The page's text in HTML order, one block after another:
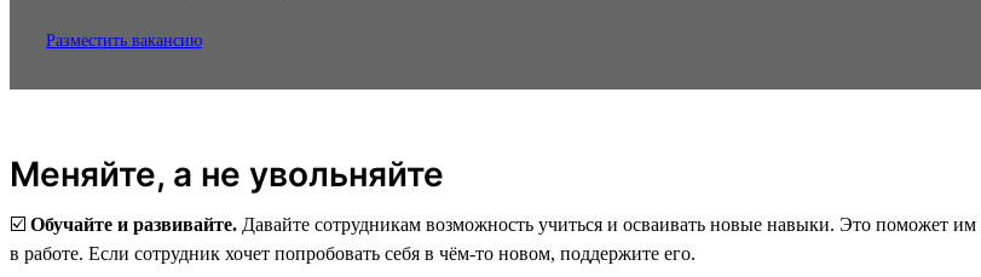
Разместить вакансию
Меняйте, а не увольняйте
☑️ Обучайте и развивайте. Давайте сотрудникам возможность учиться и осваивать новые навыки. Это поможет
в работе. Если сотрудник хочет попробовать себя в чём-то новом, поддержите его.